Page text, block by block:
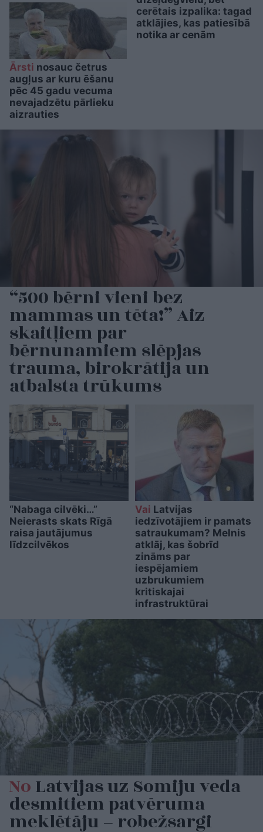
Ārsti nosauc četrus
augļus ar kuru ēšanu
pēc 45 gadu vecuma
nevajadzētu pārlieku
aizrauties
cerētais izpalika: tagad
atklājies, kas patiesībā
notika ar cenām
“500 bērni vieni bez
mammas un tēta!” Aiz
skaitļiem par
bērnunamiem slēpjas
trauma, birokrātija un
atbalsta trūkums
“Nabaga cilvēki…”
Neierasts skats Rīgā
raisa jautājumus
līdzcilvēkos
Vai Latvijas
iedzīvotājiem ir pamats
satraukumam? Melnis
atklāj, kas šobrīd
zināms par
iespējamiem
uzbrukumiem
kritiskajai
infrastruktūrai
NoLatvijas uz Somiju veda
desmitiem patvēruma
meklētāju – robežsargi